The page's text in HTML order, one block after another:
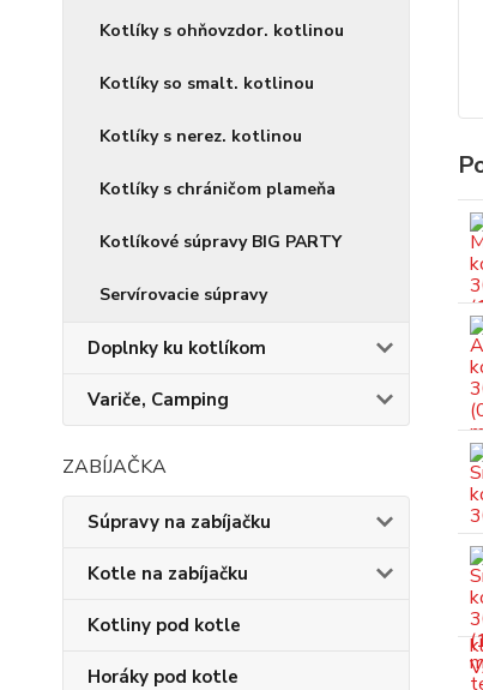
Kotlíky s ohňovzdor. kotlinou
Kotlíky so smalt. kotlinou
Kotlíky s nerez. kotlinou
Kotlíky s chráničom plameňa
Kotlíkové súpravy BIG PARTY
Servírovacie súpravy
Doplnky ku kotlíkom
Variče, Camping
ZABÍJAČKA
Súpravy na zabíjačku
Kotle na zabíjačku
Kotliny pod kotle
Horáky pod kotle